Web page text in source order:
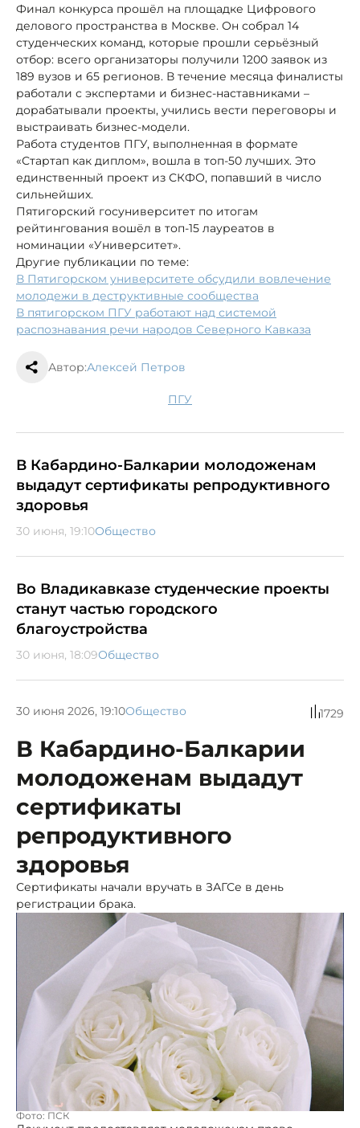
Финал конкурса прошёл на площадке Цифрового
делового пространства в Москве. Он собрал 14
студенческих команд, которые прошли серьёзный
отбор: всего организаторы получили 1200 заявок из
189 вузов и 65 регионов. В течение месяца финалисты
работали с экспертами и бизнес-наставниками –
дорабатывали проекты, учились вести переговоры и
выстраивать бизнес-модели.
Работа студентов ПГУ, выполненная в формате
«Стартап как диплом», вошла в топ‑50 лучших. Это
единственный проект из СКФО, попавший в число
сильнейших.
Пятигорский госуниверситет по итогам
рейтингования вошёл в топ‑15 лауреатов в
номинации «Университет».
Другие публикации по теме:
В Пятигорском университете обсудили вовлечение
молодежи в деструктивные сообщества
В пятигорском ПГУ работают над системой
распознавания речи народов Северного Кавказа
Автор:Алексей Петров
ПГУ
В Кабардино-Балкарии молодоженам
выдадут сертификаты репродуктивного
здоровья
30 июня, 19:10Общество
Во Владикавказе студенческие проекты
станут частью городского
благоустройства
30 июня, 18:09Общество
30 июня 2026, 19:10Общество 1729
В Кабардино-Балкарии
молодоженам выдадут
сертификаты
репродуктивного
здоровья
Сертификаты начали вручать в ЗАГСе в день
регистрации брака.
Фото: ПСК